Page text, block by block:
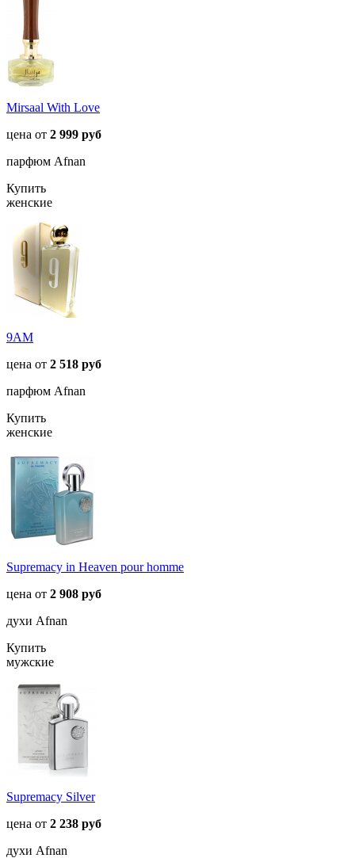
Mirsaal With Love
цена от 2 999 руб
парфюм Afnan
Купить
женские
9AM
цена от 2 518 руб
парфюм Afnan
Купить
женские
Supremacy in Heaven pour homme
цена от 2 908 руб
духи Afnan
Купить
мужские
Supremacy Silver
цена от 2 238 руб
духи Afnan